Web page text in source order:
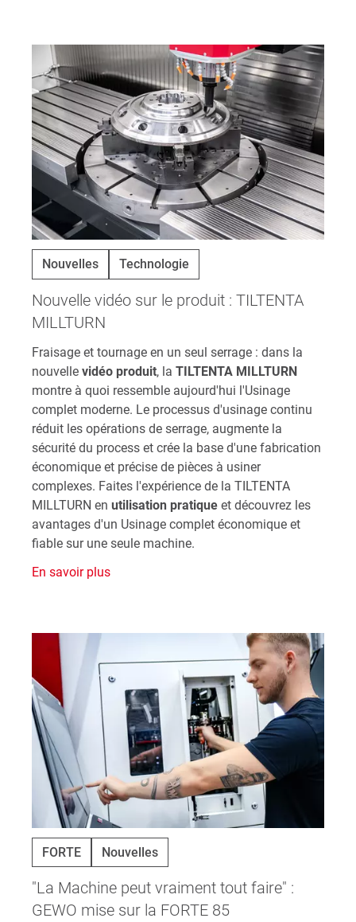
Nouvelles Technologie
Nouvelle vidéo sur le produit : TILTENTA
MILLTURN
Fraisage et tournage en un seul serrage : dans la
nouvelle vidéo produit, la TILTENTA MILLTURN
montre à quoi ressemble aujourd'hui l'Usinage
complet moderne. Le processus d'usinage continu
réduit les opérations de serrage, augmente la
sécurité du process et crée la base d'une fabrication
économique et précise de pièces à usiner
complexes. Faites l'expérience de la TILTENTA
MILLTURN en utilisation pratique et découvrez les
avantages d'un Usinage complet économique et
fiable sur une seule machine.
En savoir plus
FORTE Nouvelles
"La Machine peut vraiment tout faire" :
GEWO mise sur la FORTE 85